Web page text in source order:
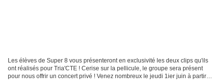
Les élèves de Super 8 vous présenteront en exclusivité les deux clips qu'ils
ont réalisés pour Tria'CTE ! Cerise sur la pellicule, le groupe sera présent
pour nous offrir un concert privé ! Venez nombreux le jeudi 1ier juin à partir